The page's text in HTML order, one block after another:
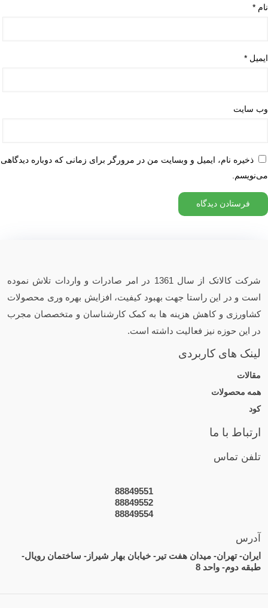
نام *
ایمیل *
وب‌ سایت
ذخیره نام، ایمیل و وبسایت من در مرورگر برای زمانی که دوباره دیدگاهی
می‌نویسم.
شرکت کالاتک از سال 1361 در امر صادرات و واردات تلاش نموده
است و در این راستا جهت بهبود کیفیت، افزایش بهره وری محصولات
کشاورزی و کاهش هزینه ها به کمک کارشناسان و متخصصان مجرب
در این حوزه نیز فعالیت داشته است.
لینک های کاربردی
مقالات
همه محصولات
کود
ارتباط با ما
تلفن تماس
88849551
88849552
88849554
آدرس
ایران- تهران- میدان هفت تیر- خیابان بهار شیراز- ساختمان رویال-
طبقه دوم- واحد 8